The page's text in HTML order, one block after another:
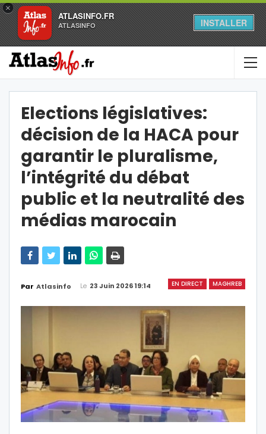
×
ATLASINFO.FR
ATLASINFO INSTALLER
Elections législatives:
décision de la HACA pour
garantir le pluralisme,
l’intégrité du débat
public et la neutralité des
médias marocain
EN DIRECT MAGHREB
Par Atlasinfo Le 23 Juin 2026 19:14